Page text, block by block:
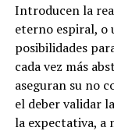
Introducen la
eterno espiral, o
posibilidades
cada vez más
aseguran su no
el deber validar
la expectativa, a